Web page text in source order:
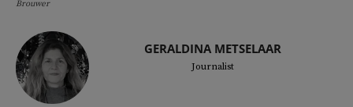
Brouwer
GERALDINA METSELAAR
Journalist